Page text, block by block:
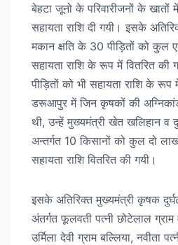
बेहटा जूनो के परिवारीजनों के
सहायता राशि दी गयी। इसके
मकान क्षति के 30 पीड़ितों को कुल
सहायता राशि के रूप में वितरित की
पीड़ितों को भी सहायता राशि के रूप
डरूआपुर में जिन कृषकों की
थी, उन्हें मुख्यमंत्री खेत खलिहान व
अन्तर्गत 10 किसानों को कुल दो
सहायता राशि वितरित की गयी।
इसके अतिरिक्त मुख्यमंत्री कृषक
अंतर्गत फूलवती पत्नी छोटेलाल
उर्मिला देवी ग्राम बल्लिया, नवीता